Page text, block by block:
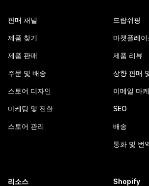
판매 채널
제품 찾기
제품 판매
주문 및 배송
스토어 디자인
마케팅 및 전환
스토어 관리
드랍쉬핑
마켓플레이
제품 리뷰
상향 판매
이메일 마
SEO
배송
통화 및 번
리소스 Shopify